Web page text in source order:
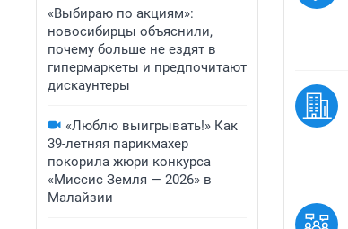
«Выбираю по акциям»:
новосибирцы объяснили,
почему больше не ездят в
гипермаркеты и предпочитают
дискаунтеры
«Люблю выигрывать!» Как
39-летняя парикмахер
покорила жюри конкурса
«Миссис Земля — 2026» в
Малайзии